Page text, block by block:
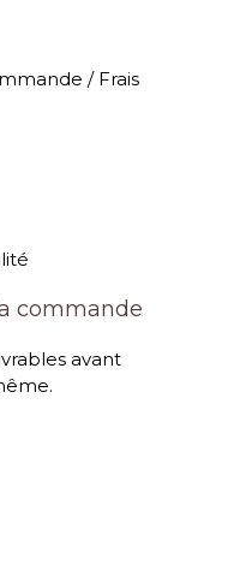
/ Frais
commande
avant